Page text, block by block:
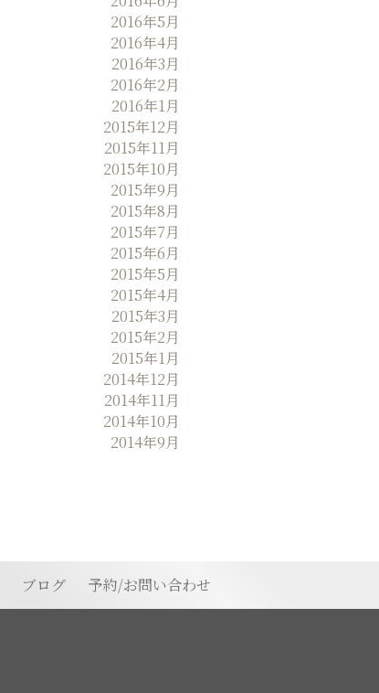
2016年5月
2016年4月
2016年3月
2016年2月
2016年1月
2015年12月
2015年11月
2015年10月
2015年9月
2015年8月
2015年7月
2015年6月
2015年5月
2015年4月
2015年3月
2015年2月
2015年1月
2014年12月
2014年11月
2014年10月
2014年9月
ブログ 予約/お問い合わせ